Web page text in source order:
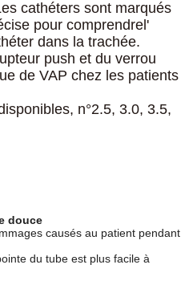
cathéters sont marqués
pour comprendre l'
dans la trachée.
push et du verrou
de VAP chez les patients
n°2.5, 3.0, 3.5,
douce
causés au patient pendant
du tube est plus facile à